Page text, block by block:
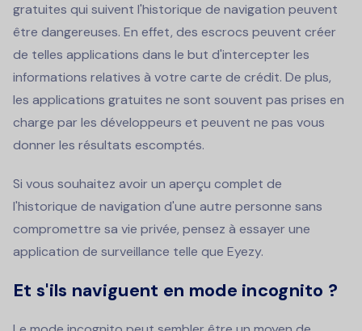
gratuites qui suivent l'historique de navigation peuvent
être dangereuses. En effet, des escrocs peuvent créer
de telles applications dans le but d'intercepter les
informations relatives à votre carte de crédit. De plus,
les applications gratuites ne sont souvent pas prises en
charge par les développeurs et peuvent ne pas vous
donner les résultats escomptés.
Si vous souhaitez avoir un aperçu complet de
l'historique de navigation d'une autre personne sans
compromettre sa vie privée, pensez à essayer une
application de surveillance telle que Eyezy.
Et s'ils naviguent en mode incognito ?